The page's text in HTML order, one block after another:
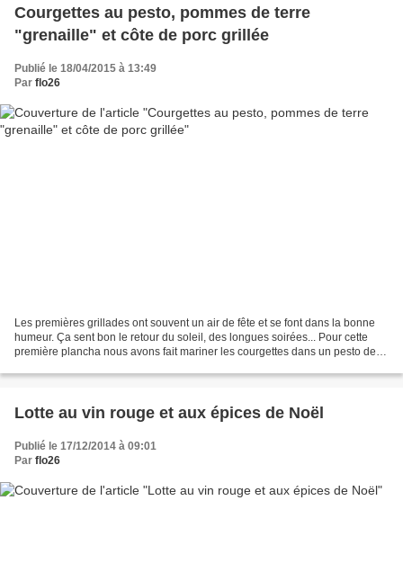
Courgettes au pesto, pommes de terre
"grenaille" et côte de porc grillée
Publié le 18/04/2015 à 13:49
Par flo26
Les premières grillades ont souvent un air de fête et se font dans la bonne
humeur. Ça sent bon le retour du soleil, des longues soirées... Pour cette
première plancha nous avons fait mariner les courgettes dans un pesto de
Lotte au vin rouge et aux épices de Noël
Publié le 17/12/2014 à 09:01
Par flo26